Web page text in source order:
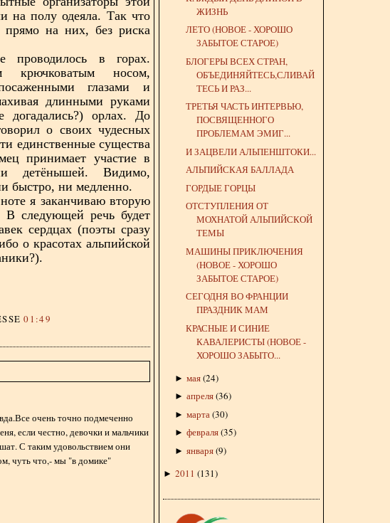
на полу одеяла. Так что
прямо на них, без риска
проводилось в горах.
носом,
глазами и
длинными руками
догадались?) орлах. До
о своих чудесных
единственные существа
принимает участие в
детёнышей. Видимо,
быстро, ни медленно.
я заканчиваю вторую
В следующей речь будет
сердцах (поэты сразу
о красотах альпийской
01:49
очень точно подмеченно
если честно, девочки и мальчики
С таким удовольствием они
чуть что,- мы "в домике"
ЖИЗНЬ
ЛЕТО (НОВОЕ - ХОРОШО
ЗАБЫТОЕ СТАРОЕ)
БЛОГЕРЫ ВСЕХ СТРАН,
ОБЪЕДИНЯЙТЕСЬ,СЛИВАЙ
ТЕСЬ И РАЗ...
ТРЕТЬЯ ЧАСТЬ ИНТЕРВЬЮ,
ПОСВЯЩЕННОГО
ПРОБЛЕМАМ ЭМИГ...
И ЗАЦВЕЛИ АЛЬПЕНШТОКИ...
АЛЬПИЙСКАЯ БАЛЛАДА
ГОРДЫЕ ГОРЦЫ
ОТСТУПЛЕНИЯ ОТ
МОХНАТОЙ АЛЬПИЙСКОЙ
ТЕМЫ
МАШИНЫ ПРИКЛЮЧЕНИЯ
(НОВОЕ - ХОРОШО
ЗАБЫТОЕ СТАРОЕ)
СЕГОДНЯ ВО ФРАНЦИИ
ПРАЗДНИК МАМ
КРАСНЫЕ И СИНИЕ
КАВАЛЕРИСТЫ (НОВОЕ -
ХОРОШО ЗАБЫТО...
► мая(24)
► апреля(36)
► марта(30)
► февраля(35)
► января(9)
► 2011 (131)